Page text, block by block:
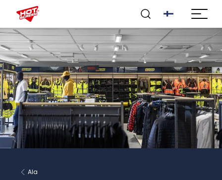
Ala